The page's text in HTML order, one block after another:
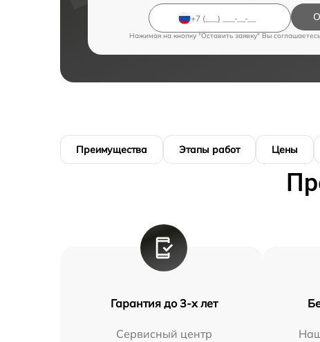
Нажимая на кнопку "Оставить заявку" Вы
Преимущества Этапы работ Цены
Гарантия до 3-х лет
Сервисный центр